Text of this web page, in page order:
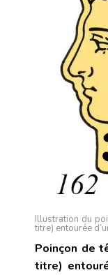
Illustration du
titre) entourée
Poinçon de
titre)